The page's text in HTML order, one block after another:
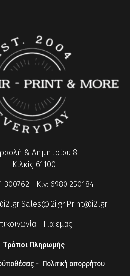
& Δημητρίου 8
Κιλκίς 61100
300762 - Κιν: 6980 250184
Sales@i2i.gr Print@i2i.gr
- Για εμάς
Τρόποι Πληρωμής
- Πολιτική απορρήτου